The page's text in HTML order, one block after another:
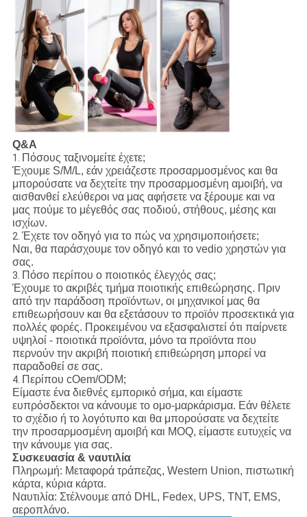
Q&A
1. Πόσους ταξινομείτε έχετε;
Έχουμε S/M/L, εάν χρειάζεστε προσαρμοσμένος και θα
μπορούσατε να δεχτείτε την προσαρμοσμένη αμοιβή, να
αισθανθεί ελεύθεροι να μας αφήσετε να ξέρουμε και να
μας πούμε το μέγεθός σας ποδιού, στήθους, μέσης και
ισχίων.
2. Έχετε τον οδηγό για το πώς να χρησιμοποιήσετε;
Ναι, θα παράσχουμε τον οδηγό και το vedio χρηστών για
σας.
3. Πόσο περίπου ο ποιοτικός έλεγχός σας;
Έχουμε το ακριβές τμήμα ποιοτικής επιθεώρησης. Πριν
από την παράδοση προϊόντων, οι μηχανικοί μας θα
επιθεωρήσουν και θα εξετάσουν το προϊόν προσεκτικά για
πολλές φορές. Προκειμένου να εξασφαλιστεί ότι παίρνετε
υψηλοί - ποιοτικά προϊόντα, μόνο τα προϊόντα που
περνούν την ακριβή ποιοτική επιθεώρηση μπορεί να
παραδοθεί σε σας.
4. Περίπου cOem/ODM;
Είμαστε ένα διεθνές εμπορικό σήμα, και είμαστε
ευπρόσδεκτοι να κάνουμε το ομο-μαρκάρισμα. Εάν θέλετε
το σχέδιο ή το λογότυπο και θα μπορούσατε να δεχτείτε
την προσαρμοσμένη αμοιβή και MOQ, είμαστε ευτυχείς να
την κάνουμε για σας.
Συσκευασία & ναυτιλία
Πληρωμή: Μεταφορά τράπεζας, Western Union, πιστωτική
κάρτα, κύρια κάρτα.
Ναυτιλία: Στέλνουμε από DHL, Fedex, UPS, TNT, EMS,
αεροπλάνο.